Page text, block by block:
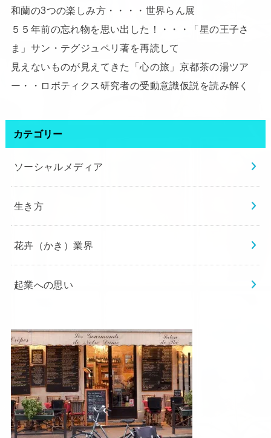
和蘭の3つの楽しみ方・・・・世界らん展
５５年前の忘れ物を思い出した！・・・「星の王子さ
ま」サン・テグジュペリ著を再読して
見えないものが見えてきた「心の旅」京都茶の湯ツア
ー・・ロボティクス研究者の受動意識仮説を読み解く
カテゴリー
ソーシャルメディア
生き方
花卉（かき）業界
起業への思い